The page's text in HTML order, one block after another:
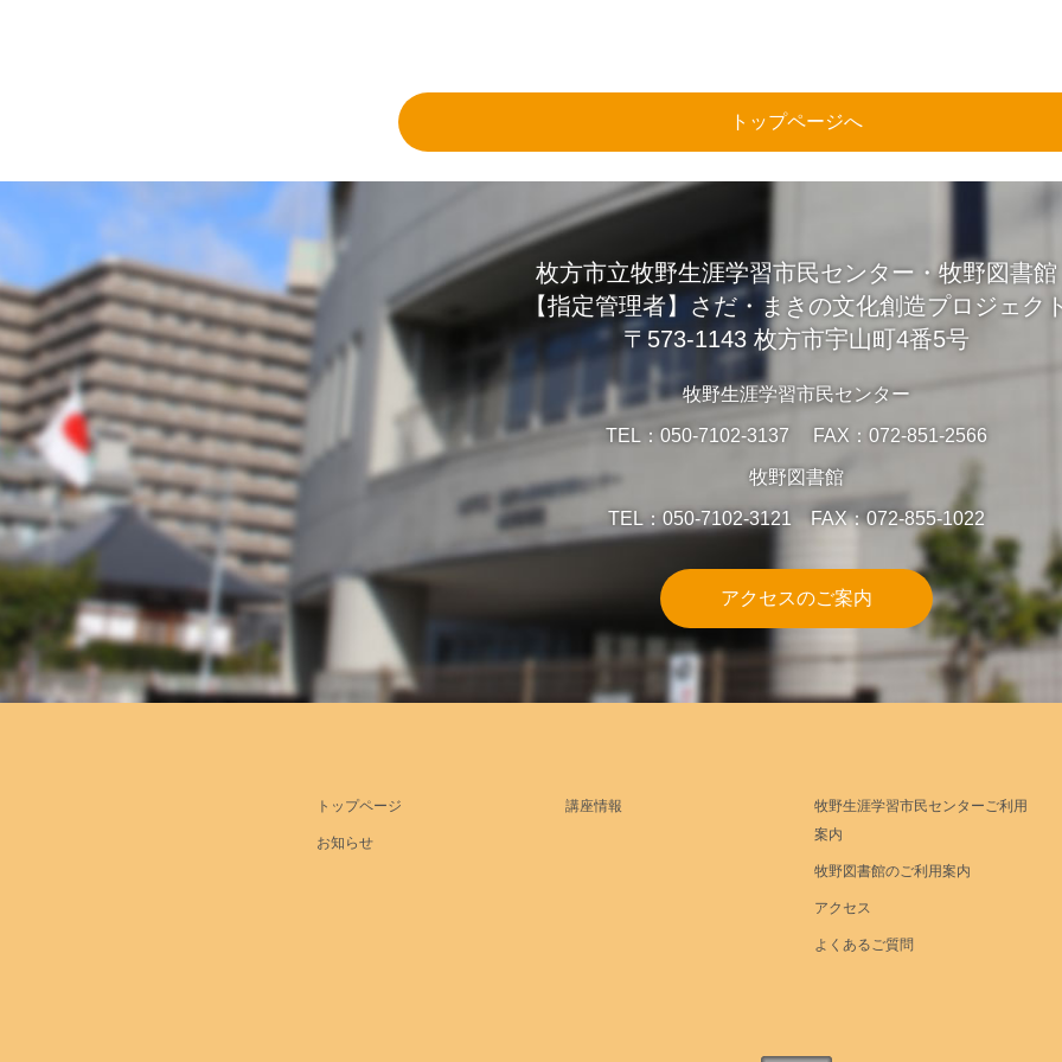
トップページへ
枚方市立牧野生涯学習市民センター・牧野図書館
【指定管理者】さだ・まきの文化創造プロジェク
〒573-1143 枚方市宇山町4番5号
牧野生涯学習市民センター
TEL：050-7102-3137 FAX：072-851-2566
牧野図書館
TEL：050-7102-3121 FAX：072-855-1022
アクセスのご案内
トップページ
お知らせ
講座情報
牧野生涯学習市民センターご利用
案内
牧野図書館のご利用案内
アクセス
よくあるご質問